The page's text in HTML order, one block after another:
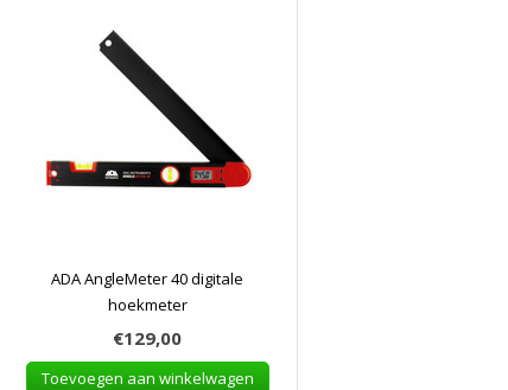
ADA AngleMeter 40 digitale
hoekmeter
€129,00
Toevoegen aan winkelwagen